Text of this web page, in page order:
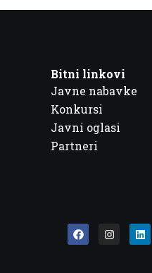
Bitni linkovi
Javne nabavke
Konkursi
Javni oglasi
Partneri